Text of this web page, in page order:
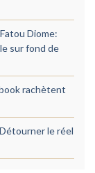
Diome:
sur fond de
rachètent
Détourner le réel